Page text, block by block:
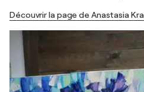
Découvrir la page de Anastasia